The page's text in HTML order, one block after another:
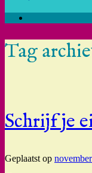
Tag
Schrijf je
Geplaatst op